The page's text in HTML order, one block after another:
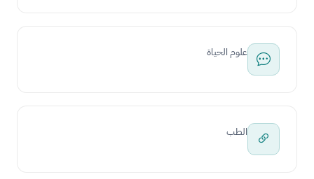
علوم الحياة
الطب